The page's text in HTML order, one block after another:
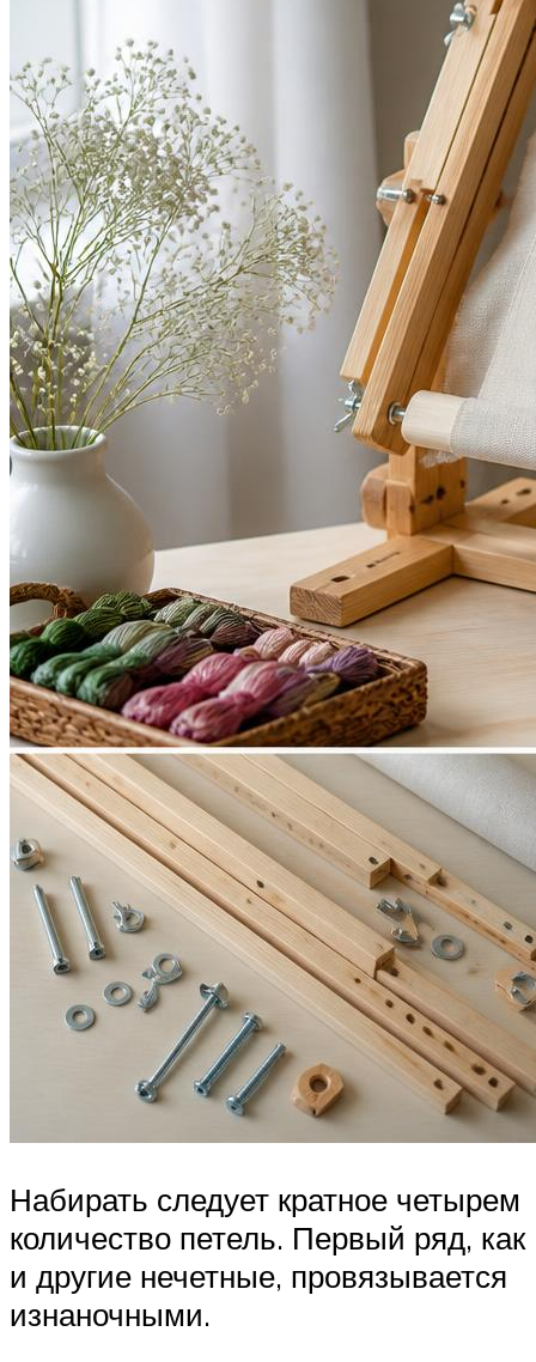
Набирать следует кратное четырем
количество петель. Первый ряд, как
и другие нечетные, провязывается
изнаночными.